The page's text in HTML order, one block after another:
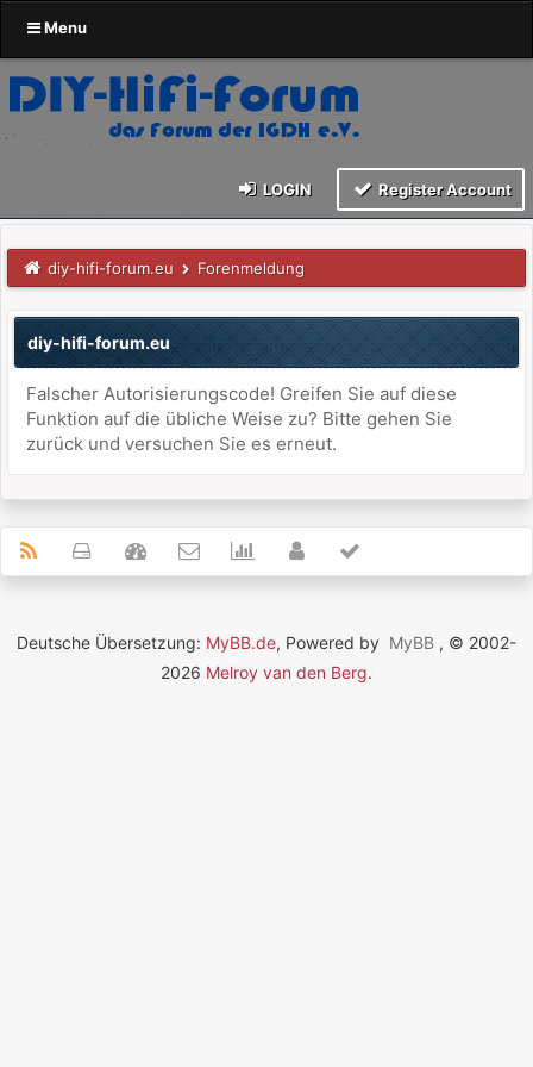
Menu
LOGIN Register Account
diy-hifi-forum.eu Forenmeldung
diy-hifi-forum.eu
Falscher Autorisierungscode! Greifen Sie auf diese
Funktion auf die übliche Weise zu? Bitte gehen Sie
zurück und versuchen Sie es erneut.
Deutsche Übersetzung: MyBB.de, Powered by MyBB , © 2002-
2026 Melroy van den Berg.